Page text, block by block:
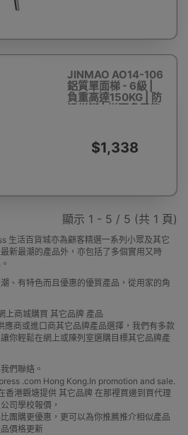
JINMAO AO14-106
鋁質單面梯 - 6級 |
負重高達150KG | 防
滑梯脚 | 梯頭多用能
$1,338
顯示 1 - 5 / 5 (共 1 頁)
生活百貨城亦為顧客精選一系列小眾及其它
新最潮的產品外，亦包括了多個實用又時
、有特色而且優惠的優質產品，從用家的角
上商城購買 其它品牌 產品
應商或進口商其它品牌產品選擇，我們有多款
你輕鬆在網上或陳列室選購目標其它品牌產
們聯絡。
.com Hong Kong.In promotion and sale.
香港觀塘提供 其它品牌 在那裡買邊到買代理
司學校報價，
團購更優惠，更可以為你推薦推介相似產品
價格更新